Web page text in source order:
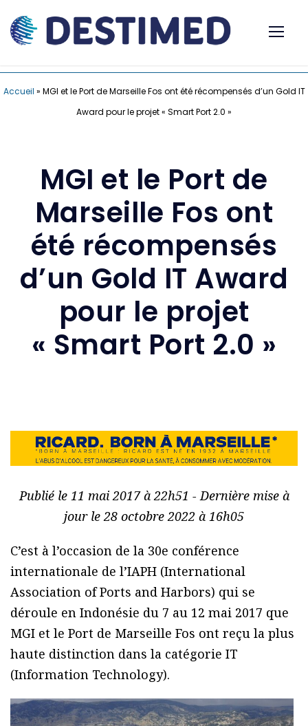
Accueil » MGI et le Port de Marseille Fos ont été récompensés d’un Gold IT
Award pour le projet « Smart Port 2.0 »
MGI et le Port de
Marseille Fos ont
été récompensés
d’un Gold IT Award
pour le projet
« Smart Port 2.0 »
Publié le 11 mai 2017 à 22h51 - Dernière mise à
jour le 28 octobre 2022 à 16h05
C’est à l’occasion de la 30e conférence
internationale de l’IAPH (International
Association of Ports and Harbors) qui se
déroule en Indonésie du 7 au 12 mai 2017 que
MGI et le Port de Marseille Fos ont reçu la plus
haute distinction dans la catégorie IT
(Information Technology).